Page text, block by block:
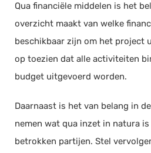
Qua financiële middelen is het
overzicht maakt van welke
beschikbaar zijn om het project
op toezien dat alle activiteiten
budget uitgevoerd worden.
Daarnaast is het van belang in
nemen wat qua inzet in natura
betrokken partijen. Stel